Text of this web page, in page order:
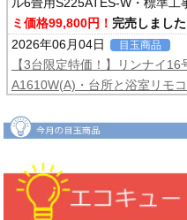
ル6畳用S225ATES-W・標準工
ミ価格99,800円！ 完売しました
2026年06月04日
目玉商品
【3台限定特価！】リンナイ
A1610W(A)・台所と浴室リモ
2026年06月04日
デル6畳用S225ATCS-W・標
年保証付きコミコミ価格
2026年06月02日
キャンペーン